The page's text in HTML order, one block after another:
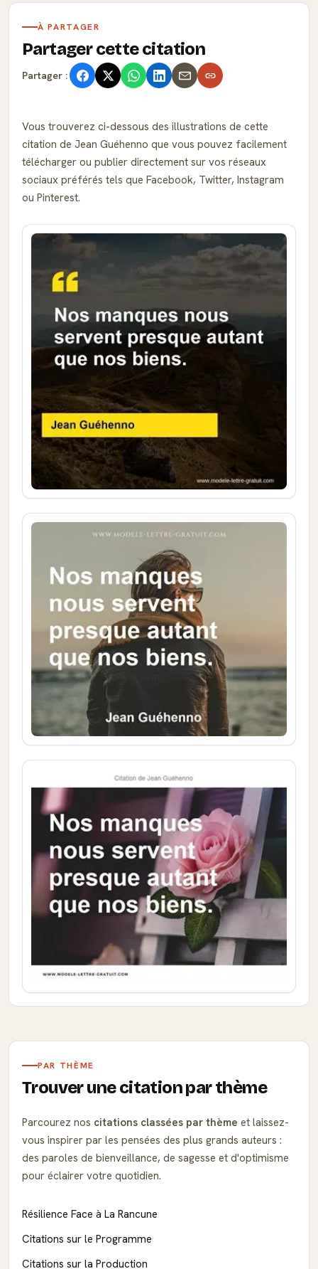
À PARTAGER
Partager cette citation
Partager :
Vous trouverez ci-dessous des illustrations de cette
citation de Jean Guéhenno que vous pouvez facilement
télécharger ou publier directement sur vos réseaux
sociaux préférés tels que Facebook, Twitter, Instagram
ou Pinterest.
PAR THÈME
Trouver une citation par thème
Parcourez nos citations classées par thème et laissez-
vous inspirer par les pensées des plus grands auteurs :
des paroles de bienveillance, de sagesse et d'optimisme
pour éclairer votre quotidien.
Résilience Face à La Rancune
Citations sur le Programme
Citations sur la Production